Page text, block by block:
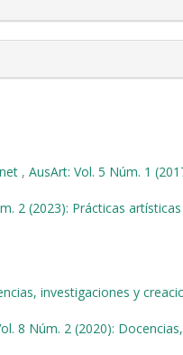
, AusArt: Vol. 5 Núm. 1
2 (2023): Prácticas
investigaciones y
8 Núm. 2 (2020):